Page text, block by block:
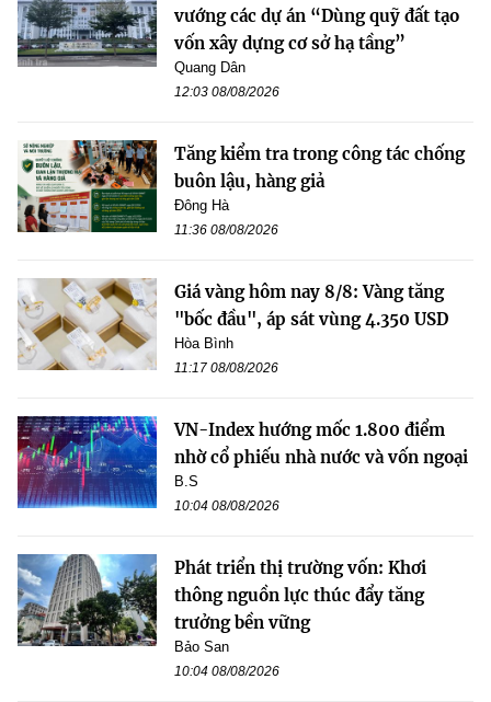
vướng các dự án “Dùng quỹ đất tạo
vốn xây dựng cơ sở hạ tầng”
Quang Dân
12:03 08/08/2026
Tăng kiểm tra trong công tác chống
buôn lậu, hàng giả
Đông Hà
11:36 08/08/2026
Giá vàng hôm nay 8/8: Vàng tăng
"bốc đầu", áp sát vùng 4.350 USD
Hòa Bình
11:17 08/08/2026
VN-Index hướng mốc 1.800 điểm
nhờ cổ phiếu nhà nước và vốn ngoại
B.S
10:04 08/08/2026
Phát triển thị trường vốn: Khơi
thông nguồn lực thúc đẩy tăng
trưởng bền vững
Bảo San
10:04 08/08/2026